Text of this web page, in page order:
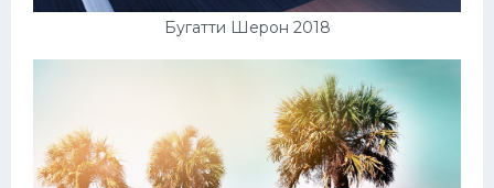
Бугатти Шерон 2018
Скания
Форд
Джили
Хавал